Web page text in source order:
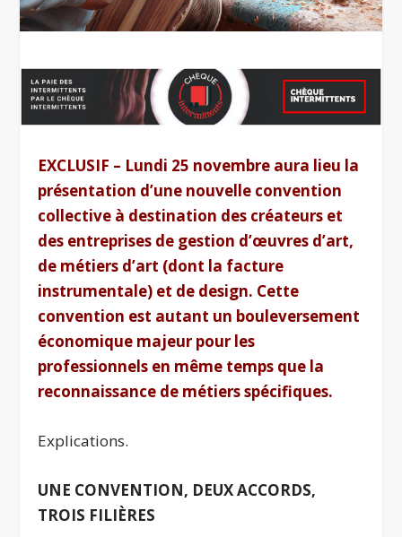
EXCLUSIF – Lundi 25 novembre aura lieu la
présentation d’une nouvelle convention
collective à destination des créateurs et
des entreprises de gestion d’œuvres d’art,
de métiers d’art (dont la facture
instrumentale) et de design. Cette
convention est autant un bouleversement
économique majeur pour les
professionnels en même temps que la
reconnaissance de métiers spécifiques.
Explications.
UNE CONVENTION, DEUX ACCORDS,
TROIS FILIÈRES